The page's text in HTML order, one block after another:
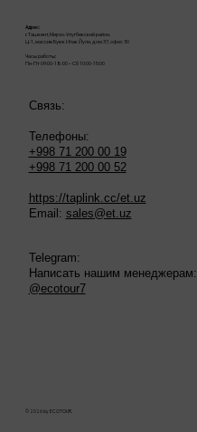
Адрес:
г. Ташкент, Мирзо-Улугбекский район,
Ц-1, массив Буюк Ипак Йули, дом 37, офис 30
Часы работы:
Пн-Пт 09:00-18:00 – Сб 10:00-15:00
Связь:
Телефоны:
+998 71 200 00 19
+998 71 200 00 52
https://taplink.cc/et.uz
Email: sales@et.uz
Telegram:
Написать нашим менеджерам:
@ecotour7
© 2026 by ECOTOUR.